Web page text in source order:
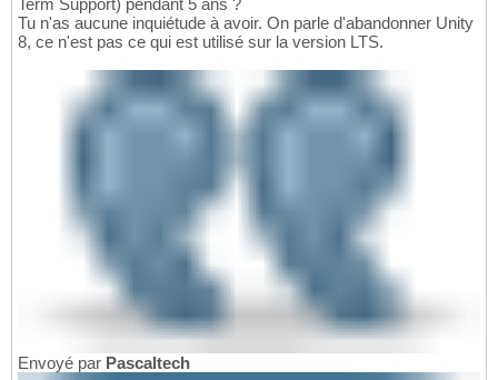
Term Support) pendant 5 ans ?
Tu n'as aucune inquiétude à avoir. On parle d'abandonner Unity
8, ce n'est pas ce qui est utilisé sur la version LTS.
Envoyé par Pascaltech